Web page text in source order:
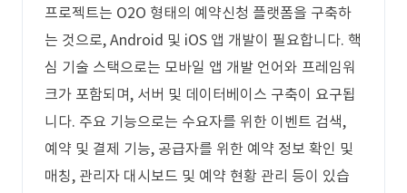
프로젝트는 O2O 형태의 예약신청 플랫폼을 구축하
는 것으로, Android 및 iOS 앱 개발이 필요합니다. 핵
심 기술 스택으로는 모바일 앱 개발 언어와 프레임워
크가 포함되며, 서버 및 데이터베이스 구축이 요구됩
니다. 주요 기능으로는 수요자를 위한 이벤트 검색,
예약 및 결제 기능, 공급자를 위한 예약 정보 확인 및
매칭, 관리자 대시보드 및 예약 현황 관리 등이 있습